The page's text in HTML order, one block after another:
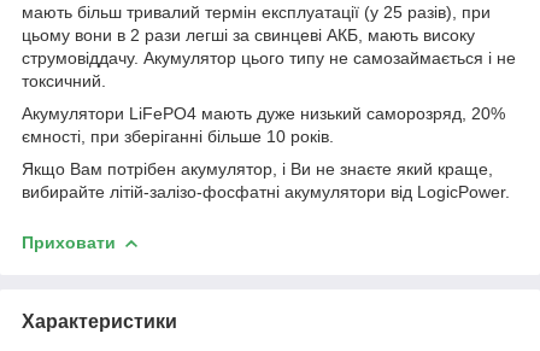
мають більш тривалий термін експлуатації (у 25 разів), при
цьому вони в 2 рази легші за свинцеві АКБ, мають високу
струмовіддачу. Акумулятор цього типу не самозаймається і не
токсичний.
Акумулятори LiFePO4 мають дуже низький саморозряд, 20%
ємності, при зберіганні більше 10 років.
Якщо Вам потрібен акумулятор, і Ви не знаєте який краще,
вибирайте літій-залізо-фосфатні акумулятори від LogicPower.
Приховати
Характеристики